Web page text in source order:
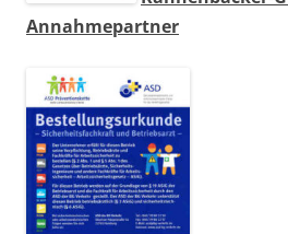
Annahmepartner